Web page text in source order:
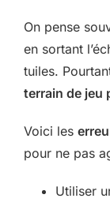
On pense
en sortant
tuiles.
terrain de jeu
Voici les
pour ne pas
Utiliser